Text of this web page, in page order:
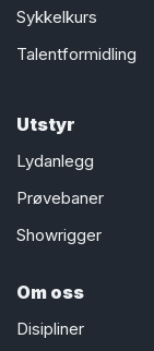
Sykkelkurs
Talentformidling
Utstyr
Lydanlegg
Prøvebaner
Showrigger
Om oss
Disipliner